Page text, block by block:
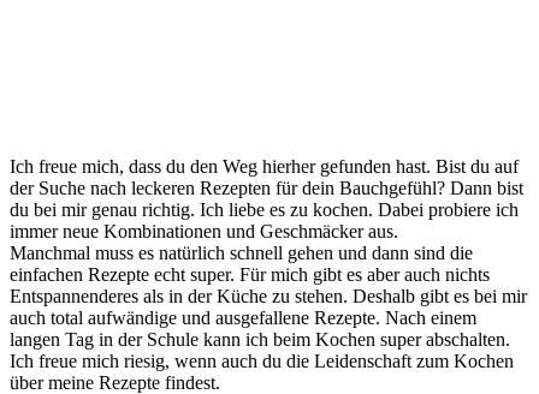
Ich freue mich, dass du den Weg hierher gefunden hast. Bist du auf
der Suche nach leckeren Rezepten für dein Bauchgefühl? Dann bist
du bei mir genau richtig. Ich liebe es zu kochen. Dabei probiere ich
immer neue Kombinationen und Geschmäcker aus.
Manchmal muss es natürlich schnell gehen und dann sind die
einfachen Rezepte echt super. Für mich gibt es aber auch nichts
Entspannenderes als in der Küche zu stehen. Deshalb gibt es bei mir
auch total aufwändige und ausgefallene Rezepte. Nach einem
langen Tag in der Schule kann ich beim Kochen super abschalten.
Ich freue mich riesig, wenn auch du die Leidenschaft zum Kochen
über meine Rezepte findest.